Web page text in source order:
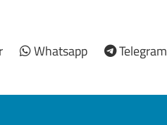
Whatsapp Telegram